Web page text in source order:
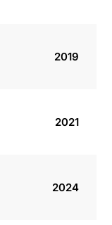
2019
2021
2024